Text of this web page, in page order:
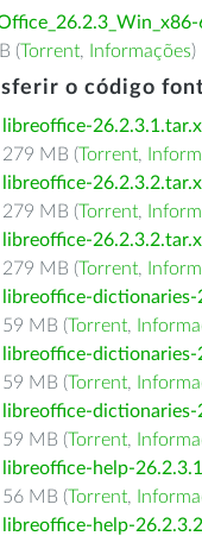
(Torrent, Informações)
o código
libreoffice-
279 MB (Torrent,
libreoffice-
279 MB (Torrent,
libreoffice-
279 MB (Torrent,
libreoffice-dictionaries-
59 MB (Torrent,
libreoffice-dictionaries-
59 MB (Torrent,
libreoffice-dictionaries-
59 MB (Torrent,
libreoffice-help-
56 MB (Torrent,
libreoffice-help-